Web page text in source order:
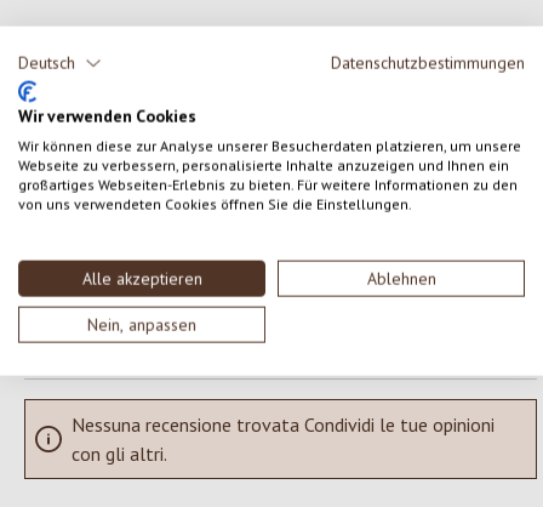
Deutsch Datenschutzbestimmungen
Wir verwenden Cookies
Wir können diese zur Analyse unserer Besucherdaten platzieren, um unsere
Webseite zu verbessern, personalisierte Inhalte anzuzeigen und Ihnen ein
großartiges Webseiten-Erlebnis zu bieten. Für weitere Informationen zu den
von uns verwendeten Cookies öffnen Sie die Einstellungen.
Alle akzeptieren Ablehnen
Nein, anpassen
0 di 0 valutazioni
Valutazione media di 0 su 5 stelle
Formula una valutazione!
Condividi le tue esperienze con il prodotto con altri clienti.
SCRIVERE UNA RECENSIONE
Visualizza le valutazioni solo nella lingua corrente.
Nessuna recensione trovata Condividi le tue opinioni
con gli altri.